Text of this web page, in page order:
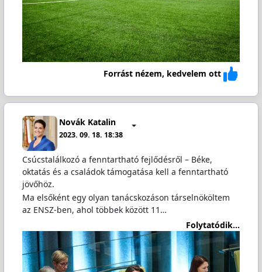
Forrást nézem, kedvelem ott
Novák Katalin
2023. 09. 18. 18:38
Csúcstalálkozó a fenntartható fejlődésről – Béke,
oktatás és a családok támogatása kell a fenntartható
jövőhöz.
Ma elsőként egy olyan tanácskozáson társelnököltem
az ENSZ-ben, ahol többek között 11…
Folytatódik...